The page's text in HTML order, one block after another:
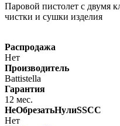
Паровой пистолет с двумя
чистки и сушки изделия
Распродажа
Нет
Производитель
Battistella
Гарантия
12 мес.
НеОбрезатьНулиSSCC
Нет